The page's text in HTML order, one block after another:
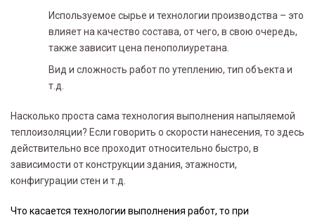
Используемое сырье и технологии производства – это
влияет на качество состава, от чего, в свою очередь,
также зависит цена пенополиуретана.
Вид и сложность работ по утеплению, тип объекта и
т.д.
Насколько проста сама технология выполнения напыляемой
теплоизоляции? Если говорить о скорости нанесения, то здесь
действительно все проходит относительно быстро, в
зависимости от конструкции здания, этажности,
конфигурации стен и т.д.
Что касается технологии выполнения работ, то при